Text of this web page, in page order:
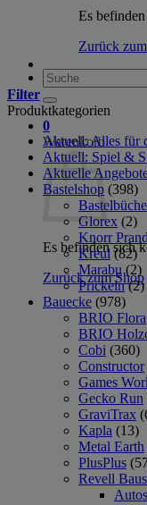
Es
Zurück
Suche
nach:
0
Warenkorb
Es befinden sich
Zurück zum Shop
Filter
Produktkategorien
Aktuell: Alles für
Aktuell: Spiel &
Aktuelle
Bastelshop (398)
Glorex (2)
Knorr
Kreul (82)
Marabu (2)
Prickeln (2)
Bauecke (978)
BRIO Flora
BRIO
Cobi (360)
Constructor
Games
Gecko Run
GraviTrax
Kapla (13)
Metal Earth
PlusPlus
Revell